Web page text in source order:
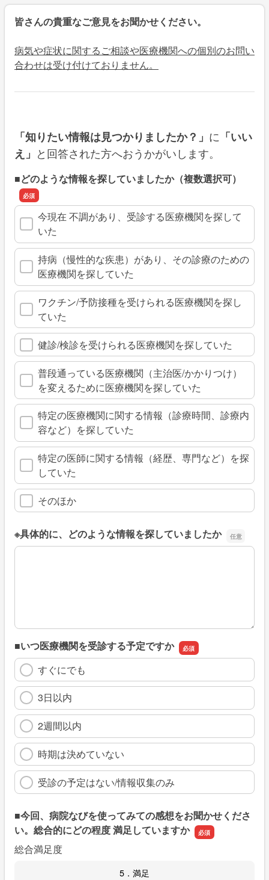
皆さんの貴重なご意見をお聞かせください。
病気や症状に関するご相談や医療機関への個別のお問い
合わせは受け付けておりません。
「知りたい情報は見つかりましたか？」 に 「いい
え」 と回答された方へおうかがいします。
■どのような情報を探していましたか（複数選択可）
今現在 不調があり、受診する医療機関を探して
いた
持病（慢性的な疾患）があり、その診療のための
医療機関を探していた
ワクチン/予防接種を受けられる医療機関を探し
ていた
健診/検診を受けられる医療機関を探していた
普段通っている医療機関（主治医/かかりつけ）
を変えるために医療機関を探していた
特定の医療機関に関する情報（診療時間、診療内
容など）を探していた
特定の医師に関する情報（経歴、専門など）を探
していた
そのほか
※具体的に、どのような情報を探していましたか
※具体的に、どのような情報を探していましたか
■いつ医療機関を受診する予定ですか
すぐにでも
3日以内
2週間以内
時期は決めていない
受診の予定はない/情報収集のみ
■今回、病院なびを使ってみての感想をお聞かせくださ
い。総合的にどの程度 満足していますか
総合満足度
5．満足